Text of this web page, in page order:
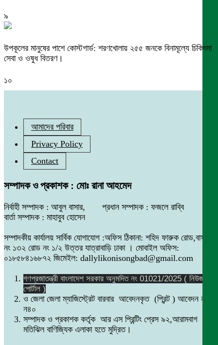
৯
উপকূলের মানুষের পাশে কোস্টগার্ড: শরণখোলায় ২৫৫ জনকে বিনামূল্যে চিকিৎসা
সেবা ও ওষুধ বিতরণ।
১০
আমাদের পরিবার
Privacy Policy
Contact
সম্পাদক ও প্রকাশক : মোঃ রানা আহমেদ
নির্বাহী সম্পাদক : আবুল বাসার, প্রধান সম্পাদক : ফজলে রাব্বি
বার্তা সম্পাদক : মাহাবুব হোসেন
সম্পাদকীয় কার্যালয় সার্বিক যোগাযোগ :অফিস ঠিকানা: শহিদ ফারুক রোড,বাসা
নং ১৩২ রোড নং ১/২ উত্তর যাত্রাবাড়ি ঢাকা । মোবাইল অফিস:
০১৮৫৮৪১৬৮৭২ জিমেইল: dallylikonisongbad@gmail.com
গণপ্রজাতন্ত্রী বাংলাদেশ সরকার অনুমদিত নং 01021/2025 ( নিউজ
পোর্টাল )
ও জেলা জেলা ম্যাজিস্ট্রেট বারবার আবেদনকৃত (প্রিন্ট ) আবেদন নং
ন৪০
সম্পাদক ও প্রকাশক কর্তৃক আর এস প্রিন্টিং প্রেস ৯২,আরামবাগ
মতিঝিল বাণিজ্যিক এলাকা হতে মুদ্রিত।